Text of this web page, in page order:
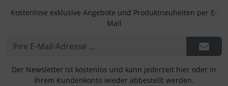
Kostenlose exklusive Angebote und Produktneuheiten per E-
Mail
Der Newsletter ist kostenlos und kann jederzeit hier oder in
Ihrem Kundenkonto wieder abbestellt werden.